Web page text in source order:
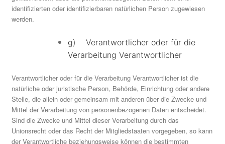
identifizierten oder identifizierbaren natürlichen Person zugewiesen
werden.
g) Verantwortlicher oder für die
Verarbeitung Verantwortlicher
Verantwortlicher oder für die Verarbeitung Verantwortlicher ist die
natürliche oder juristische Person, Behörde, Einrichtung oder andere
Stelle, die allein oder gemeinsam mit anderen über die Zwecke und
Mittel der Verarbeitung von personenbezogenen Daten entscheidet.
Sind die Zwecke und Mittel dieser Verarbeitung durch das
Unionsrecht oder das Recht der Mitgliedstaaten vorgegeben, so kann
der Verantwortliche beziehungsweise können die bestimmten